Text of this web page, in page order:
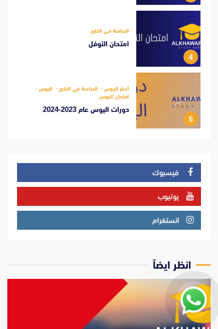
4
الدراسة في الخارج
امتحان التوفل
5
أخبار اليوس الدراسة في الخارج
اليوس
امتحان اليوس
دورات اليوس عام 2023-2024
فيسبوك
يوتيوب
انستغرام
انظر ايضاً